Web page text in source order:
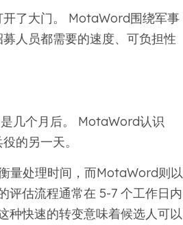
了大门。 MotaWord围绕军事
人员都需要的速度、可负担性
几个月后。 MotaWord认识
的另一天。
量处理时间，而MotaWord则以
评估流程通常在 5-7 个工作日内
种快速的转变意味着候选人可以